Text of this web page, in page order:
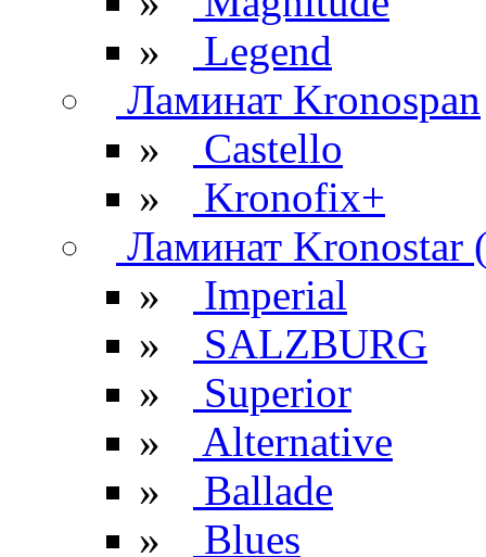
»
Legend
Ламинат Kronospan
»
Castello
»
Kronofix+
Ламинат Kronostar
»
Imperial
»
SALZBURG
»
Superior
»
Alternative
»
Ballade
»
Blues